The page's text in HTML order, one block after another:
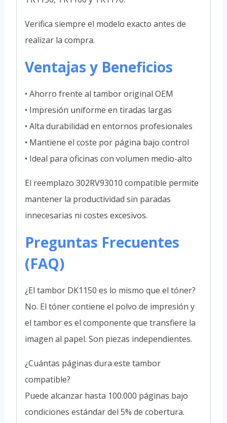
Verifica siempre el modelo exacto antes de
realizar la compra.
Ventajas y Beneficios
• Ahorro frente al tambor original OEM
• Impresión uniforme en tiradas largas
• Alta durabilidad en entornos profesionales
• Mantiene el coste por página bajo control
• Ideal para oficinas con volumen medio-alto
El reemplazo 302RV93010 compatible permite
mantener la productividad sin paradas
innecesarias ni costes excesivos.
Preguntas Frecuentes
(FAQ)
¿El tambor DK1150 es lo mismo que el tóner?
No. El tóner contiene el polvo de impresión y
el tambor es el componente que transfiere la
imagen al papel. Son piezas independientes.
¿Cuántas páginas dura este tambor
compatible?
Puede alcanzar hasta 100.000 páginas bajo
condiciones estándar del 5% de cobertura.